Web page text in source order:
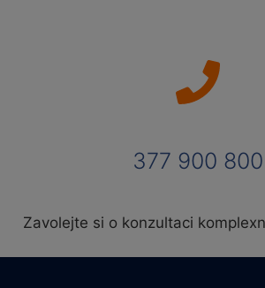
377 900 800
Zavolejte si o konzultaci